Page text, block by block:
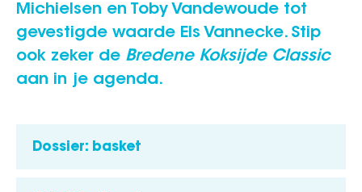
Michielsen en Toby Vandewoude tot
gevestigde waarde Els Vannecke. Stip
ook zeker de Bredene Koksijde Classic
aan in je agenda.
Dossier: basket